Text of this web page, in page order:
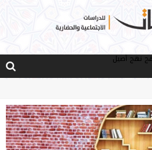
..من فقه الأزمة إلى فقه العمل
وسببه
النـزعة التجديدية عند الأستاذ فتح الله كولن
مدارس كولن: التعليم بوصفه مشروعًا لبناء الإنسان والمجتمع